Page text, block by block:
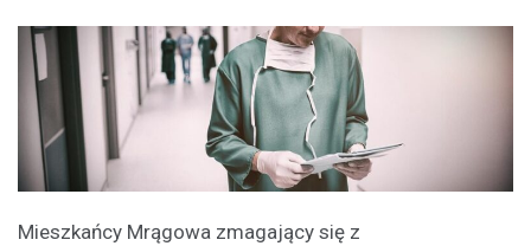
Mieszkańcy Mrągowa zmagający się z